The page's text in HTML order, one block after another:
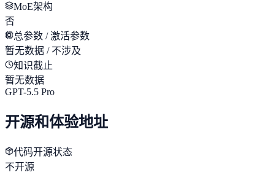
MoE架构
否
总参数 / 激活参数
暂无数据 / 不涉及
知识截止
暂无数据
GPT-5.5 Pro
开源和体验地址
代码开源状态
不开源